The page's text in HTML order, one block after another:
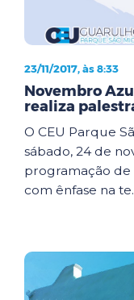
23/11/2017, às 8:33
Novembro
realiza
O CEU Parque
sábado, 24 de
programação de
com ênfase na